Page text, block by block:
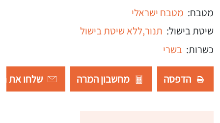
מטבח: מטבח ישראלי
שיטת בישול: תנור,ללא שיטת בישול
כשרות: בשרי
הדפסה מחשבון המרה שלחו את